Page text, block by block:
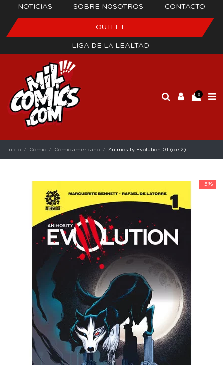
NOTICIAS SOBRE NOSOTROS CONTACTO
OUTLET
LIGA DE LA LEALTAD
0
Inicio Cómic Cómic americano Animosity Evolution 01 (de 2)
-5%